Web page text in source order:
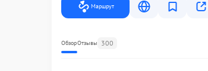
Маршрут
ОбзорОтзывы 300